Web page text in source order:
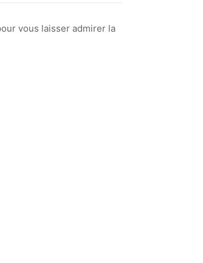
vous laisser admirer la